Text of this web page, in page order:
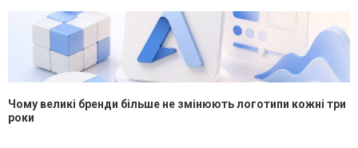
Чому великі бренди більше не змінюють логотипи кожні три
роки